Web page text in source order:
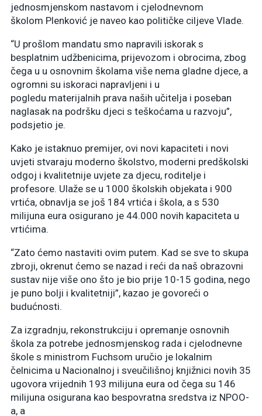
jednosmjenskom nastavom i cjelodnevnom
školom Plenković je naveo kao političke ciljeve Vlade.
“U prošlom mandatu smo napravili iskorak s
besplatnim udžbenicima, prijevozom i obrocima, zbog
čega u u osnovnim školama više nema gladne djece, a
ogromni su iskoraci napravljeni i u
pogledu materijalnih prava naših učitelja i poseban
naglasak na podršku djeci s teškoćama u razvoju”,
podsjetio je.
Kako je istaknuo premijer, ovi novi kapaciteti i novi
uvjeti stvaraju moderno školstvo, moderni predškolski
odgoj i kvalitetnije uvjete za djecu, roditelje i
profesore. Ulaže se u 1000 školskih objekata i 900
vrtića, obnavlja se još 184 vrtića i škola, a s 530
milijuna eura osigurano je 44.000 novih kapaciteta u
vrtićima.
“Zato ćemo nastaviti ovim putem. Kad se sve to skupa
zbroji, okrenut ćemo se nazad i reći da naš obrazovni
sustav nije više ono što je bio prije 10-15 godina, nego
je puno bolji i kvalitetniji”, kazao je govoreći o
budućnosti.
Za izgradnju, rekonstrukciju i opremanje osnovnih
škola za potrebe jednosmjenskog rada i cjelodnevne
škole s ministrom Fuchsom uručio je lokalnim
čelnicima u Nacionalnoj i sveučilišnoj knjižnici novih 35
ugovora vrijednih 193 milijuna eura od čega su 146
milijuna osigurana kao bespovratna sredstva iz NPOO-
a, a